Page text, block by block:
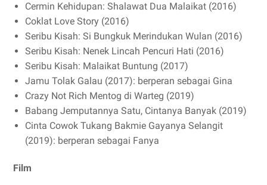
Cermin Kehidupan: Shalawat Dua Malaikat (2016)
Coklat Love Story (2016)
Seribu Kisah: Si Bungkuk Merindukan Wulan (2016)
Seribu Kisah: Nenek Lincah Pencuri Hati (2016)
Seribu Kisah: Malaikat Buntung (2017)
Jamu Tolak Galau (2017): berperan sebagai Gina
Crazy Not Rich Mentog di Warteg (2019)
Babang Jemputannya Satu, Cintanya Banyak (2019)
Cinta Cowok Tukang Bakmie Gayanya Selangit
(2019): berperan sebagai Fanya
Film